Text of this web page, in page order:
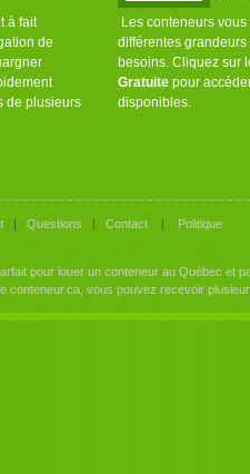
à fait
de
de plusieurs
Les conteneurs
différentes grandeurs
besoins. Cliquez sur
Gratuite pour
disponibles.
| Questions | Contact | Politique
pour louer un conteneur au Québec et
conteneur.ca, vous pouvez recevoir